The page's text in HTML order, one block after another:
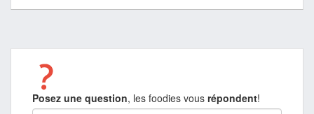
Posez une question, les foodies vous répondent!